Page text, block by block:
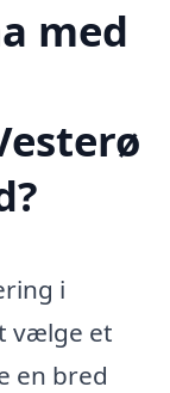
med
i
vælge et
en bred